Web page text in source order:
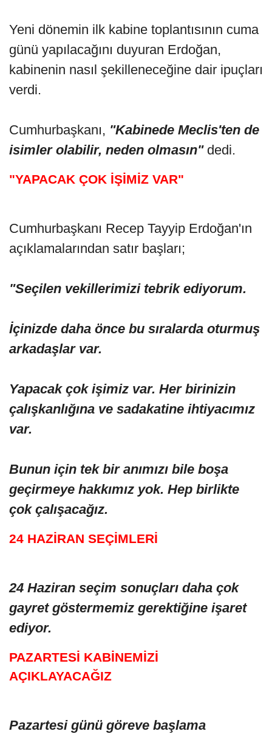
Yeni dönemin ilk kabine toplantısının cuma
günü yapılacağını duyuran Erdoğan,
kabinenin nasıl şekilleneceğine dair ipuçları
verdi.
Cumhurbaşkanı, "Kabinede Meclis'ten de
isimler olabilir, neden olmasın"dedi.
"YAPACAK ÇOK İŞİMİZ VAR"
Cumhurbaşkanı Recep Tayyip Erdoğan'ın
açıklamalarından satır başları;
"Seçilen vekillerimizi tebrik ediyorum.
İçinizde daha önce bu sıralarda oturmuş
arkadaşlar var.
Yapacak çok işimiz var. Her birinizin
çalışkanlığına ve sadakatine ihtiyacımız
var.
Bunun için tek bir anımızı bile boşa
geçirmeye hakkımız yok. Hep birlikte
çok çalışacağız.
24 HAZİRAN SEÇİMLERİ
24 Haziran seçim sonuçları daha çok
gayret göstermemiz gerektiğine işaret
ediyor.
PAZARTESİ KABİNEMİZİ
AÇIKLAYACAĞIZ
Pazartesi günü göreve başlama